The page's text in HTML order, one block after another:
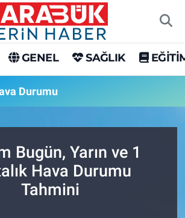
GENEL SAĞLIK
Durumu
Bugün, Yarın ve 1
Hava Durumu
Tahmini
Durumu
Yoğunluk Haritası